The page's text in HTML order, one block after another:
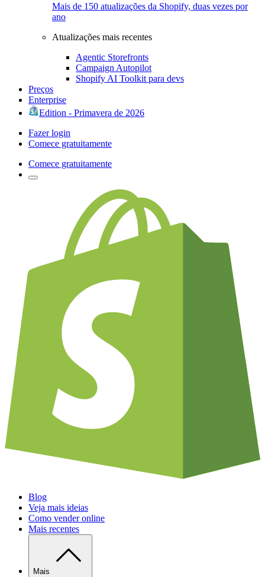
Mais de 150 atualizações da Shopify, duas vezes por
ano
Atualizações mais recentes
Agentic Storefronts
Campaign Autopilot
Shopify AI Toolkit para devs
Preços
Enterprise
Edition - Primavera de 2026
Fazer login
Comece gratuitamente
Comece gratuitamente
Blog
Veja mais ideias
Como vender online
Mais recentes
Mais